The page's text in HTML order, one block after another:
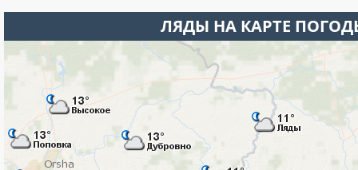
ЛЯДЫ НА КАРТЕ